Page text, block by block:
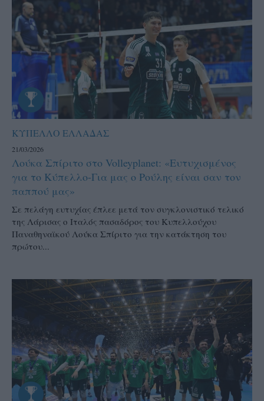
ΚΥΠΕΛΛΟ ΕΛΛΑΔΑΣ
21/03/2026
Λούκα Σπίριτο στο Volleyplanet: «Ευτυχισμένος
για το Κύπελλο-Για μας ο Ρούλης είναι σαν τον
παππού μας»
Σε πελάγη ευτυχίας έπλεε μετά τον συγκλονιστικό τελικό
της Λάρισας ο Ιταλός πασαδόρος του Κυπελλούχου
Παναθηναϊκού Λούκα Σπίριτο για την κατάκτηση του
πρώτου...